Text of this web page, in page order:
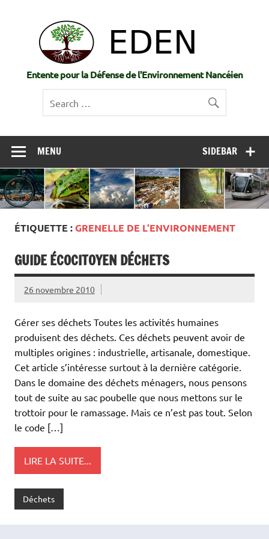
Entente pour la Défense de l'Environnement Nancéien
SIDEBAR
MENU
ÉTIQUETTE :GRENELLE DE L’ENVIRONNEMENT
GUIDE ÉCOCITOYEN DÉCHETS
26 novembre 2010
Gérer ses déchets Toutes les activités humaines
produisent des déchets. Ces déchets peuvent avoir de
multiples origines : industrielle, artisanale, domestique.
Cet article s’intéresse surtout à la dernière catégorie.
Dans le domaine des déchets ménagers, nous pensons
tout de suite au sac poubelle que nous mettons sur le
trottoir pour le ramassage. Mais ce n’est pas tout. Selon
le code […]
LIRE LA SUITE...
Déchets